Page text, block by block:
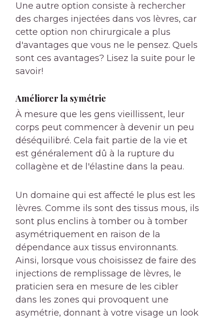
Une autre option consiste à rechercher
des charges injectées dans vos lèvres, car
cette option non chirurgicale a plus
d'avantages que vous ne le pensez. Quels
sont ces avantages? Lisez la suite pour le
savoir!
Améliorer la symétrie
À mesure que les gens vieillissent, leur
corps peut commencer à devenir un peu
déséquilibré. Cela fait partie de la vie et
est généralement dû à la rupture du
collagène et de l'élastine dans la peau.
Un domaine qui est affecté le plus est les
lèvres. Comme ils sont des tissus mous, ils
sont plus enclins à tomber ou à tomber
asymétriquement en raison de la
dépendance aux tissus environnants.
Ainsi, lorsque vous choisissez de faire des
injections de remplissage de lèvres, le
praticien sera en mesure de les cibler
dans les zones qui provoquent une
asymétrie, donnant à votre visage un look